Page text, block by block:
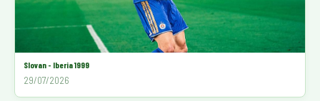
Slovan - Iberia 1999
29/07/2026